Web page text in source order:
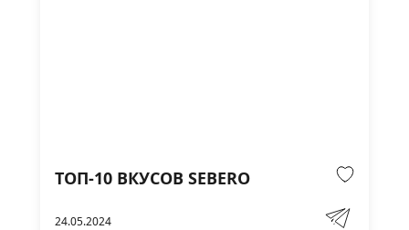
ТОП-10 ВКУСОВ SEBERO
24.05.2024